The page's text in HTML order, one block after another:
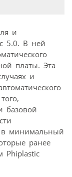
и
5.0. В ней
платы. Эта
и
базовой
в минимальный
ранее
Phiplastic